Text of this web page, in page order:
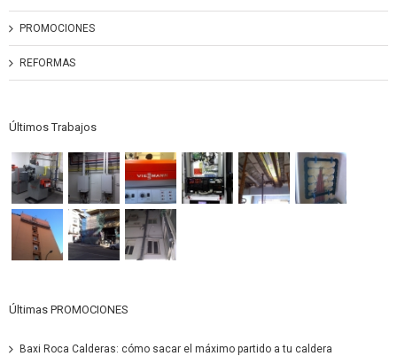
PROMOCIONES
REFORMAS
Últimos Trabajos
Últimas PROMOCIONES
Baxi Roca Calderas: cómo sacar el máximo partido a tu caldera